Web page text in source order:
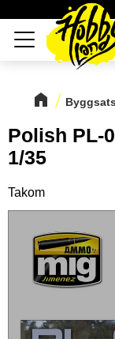
Meny
Polish PL-
1/35
Takom